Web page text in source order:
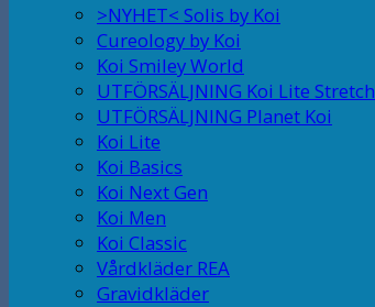
>NYHET< Solis by Koi
Cureology by Koi
Koi Smiley World
UTFÖRSÄLJNING Koi Lite Stretch
UTFÖRSÄLJNING Planet Koi
Koi Lite
Koi Basics
Koi Next Gen
Koi Men
Koi Classic
Vårdkläder REA
Gravidkläder